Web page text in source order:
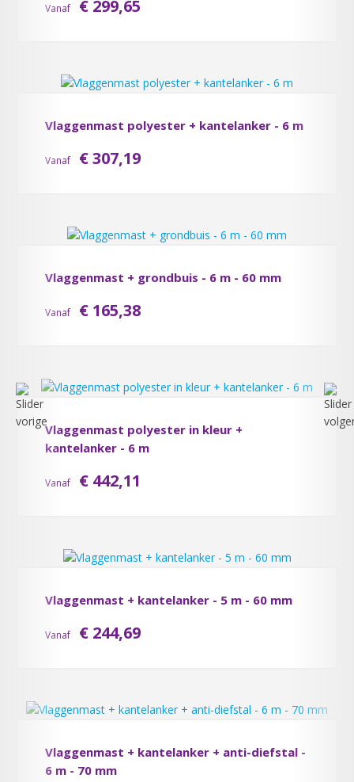
Vanaf € 299,65
Vlaggenmast polyester + kantelanker - 6 m
Vanaf € 307,19
Vlaggenmast + grondbuis - 6 m - 60 mm
Vanaf € 165,38
Vlaggenmast polyester in kleur +
kantelanker - 6 m
Vanaf € 442,11
Vlaggenmast + kantelanker - 5 m - 60 mm
Vanaf € 244,69
Vlaggenmast + kantelanker + anti-diefstal -
6 m - 70 mm